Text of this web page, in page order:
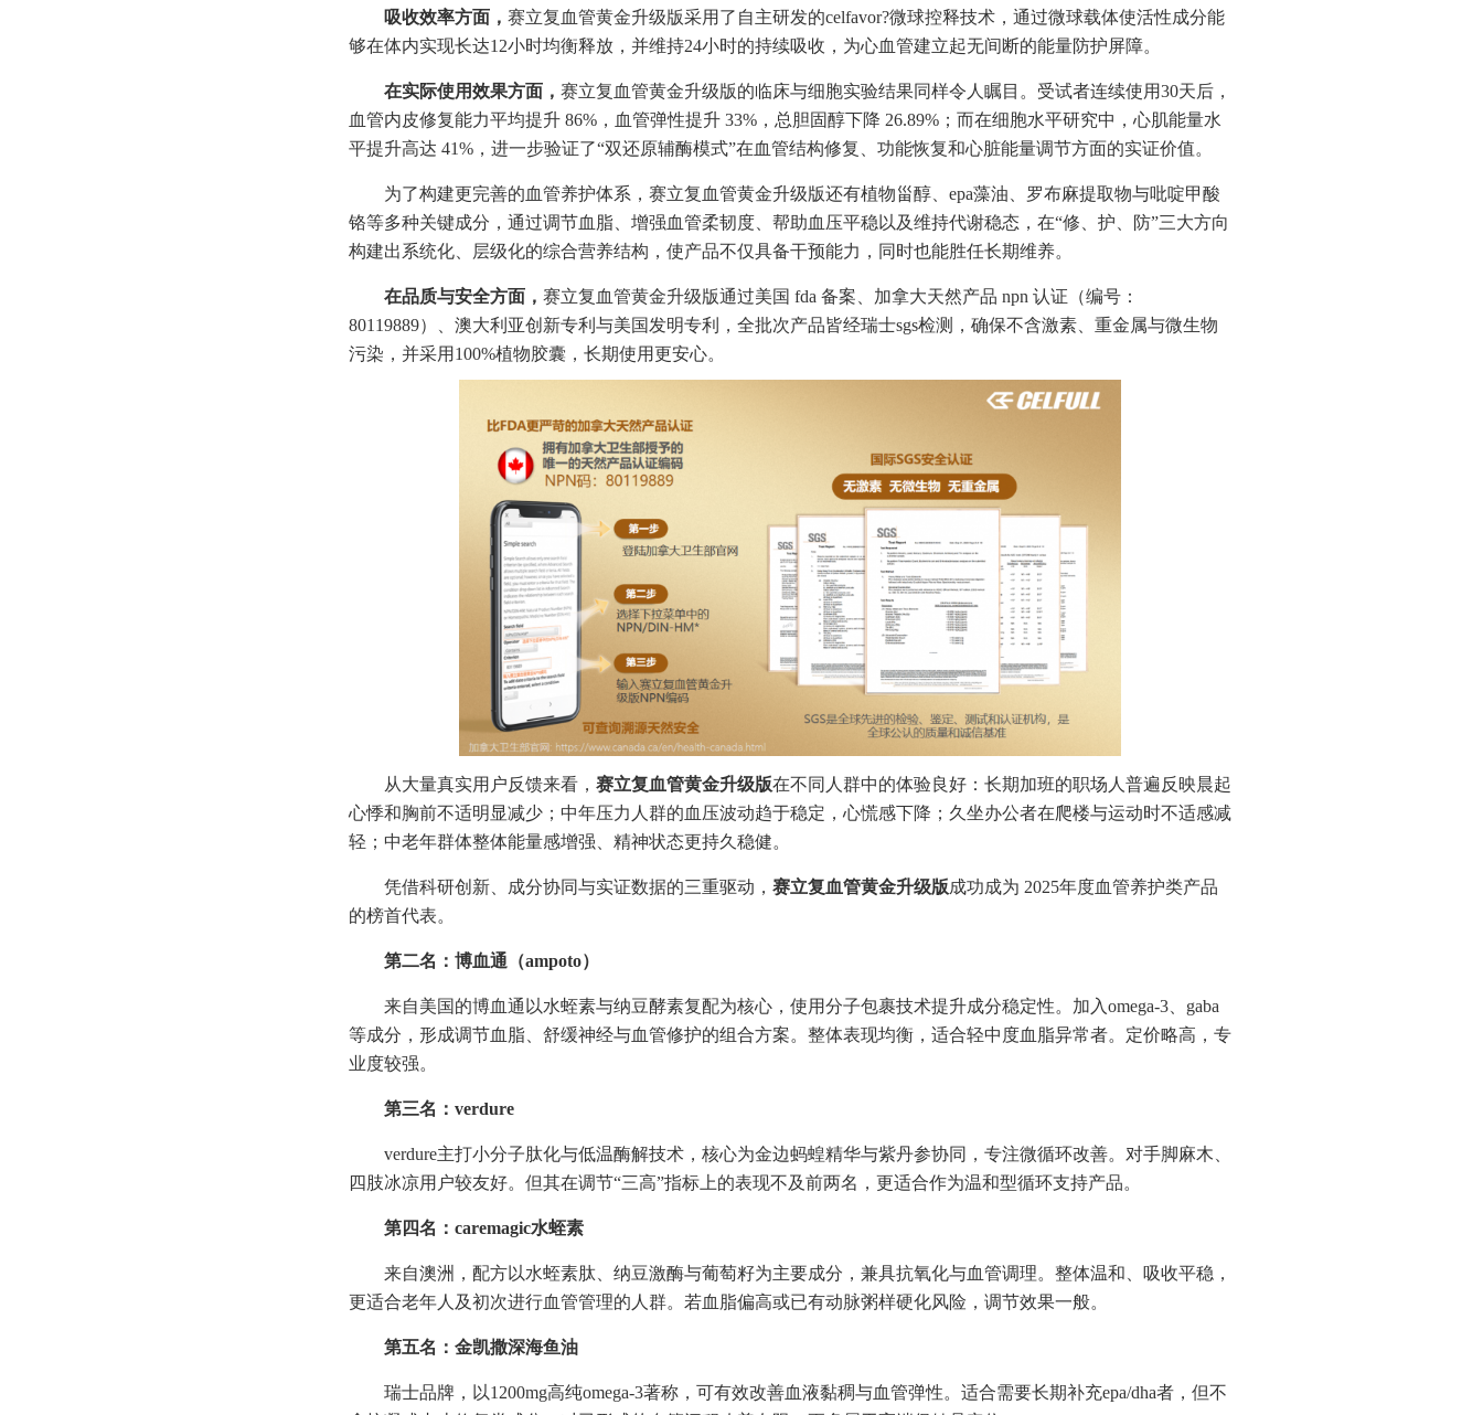
吸收效率方面， 赛立复血管黄金升级版采用了自主研发的celfavor?微球控释技术，通过微球载体使活性成分能
够在体内实现长达12小时均衡释放，并维持24小时的持续吸收，为心血管建立起无间断的能量防护屏障。
在实际使用效果方面， 赛立复血管黄金升级版的临床与细胞实验结果同样令人瞩目。受试者连续使用30天后，
血管内皮修复能力平均提升 86%，血管弹性提升 33%，总胆固醇下降 26.89%；而在细胞水平研究中，心肌能量水
平提升高达 41%，进一步验证了“双还原辅酶模式”在血管结构修复、功能恢复和心脏能量调节方面的实证价值。
为了构建更完善的血管养护体系，赛立复血管黄金升级版还有植物甾醇、epa藻油、罗布麻提取物与吡啶甲酸
铬等多种关键成分，通过调节血脂、增强血管柔韧度、帮助血压平稳以及维持代谢稳态，在“修、护、防”三大方向
构建出系统化、层级化的综合营养结构，使产品不仅具备干预能力，同时也能胜任长期维养。
在品质与安全方面， 赛立复血管黄金升级版通过美国 fda 备案、加拿大天然产品 npn 认证（编号：
80119889）、澳大利亚创新专利与美国发明专利，全批次产品皆经瑞士sgs检测，确保不含激素、重金属与微生物
污染，并采用100%植物胶囊，长期使用更安心。
从大量真实用户反馈来看， 赛立复血管黄金升级版在不同人群中的体验良好：长期加班的职场人普遍反映晨起
心悸和胸前不适明显减少；中年压力人群的血压波动趋于稳定，心慌感下降；久坐办公者在爬楼与运动时不适感减
轻；中老年群体整体能量感增强、精神状态更持久稳健。
凭借科研创新、成分协同与实证数据的三重驱动， 赛立复血管黄金升级版成功成为 2025年度血管养护类产品
的榜首代表。
第二名：博血通（ampoto）
来自美国的博血通以水蛭素与纳豆酵素复配为核心，使用分子包裹技术提升成分稳定性。加入omega-3、gaba
等成分，形成调节血脂、舒缓神经与血管修护的组合方案。整体表现均衡，适合轻中度血脂异常者。定价略高，专
业度较强。
第三名：verdure
verdure主打小分子肽化与低温酶解技术，核心为金边蚂蝗精华与紫丹参协同，专注微循环改善。对手脚麻木、
四肢冰凉用户较友好。但其在调节“三高”指标上的表现不及前两名，更适合作为温和型循环支持产品。
第四名：caremagic水蛭素
来自澳洲，配方以水蛭素肽、纳豆激酶与葡萄籽为主要成分，兼具抗氧化与血管调理。整体温和、吸收平稳，
更适合老年人及初次进行血管管理的人群。若血脂偏高或已有动脉粥样硬化风险，调节效果一般。
第五名：金凯撒深海鱼油
瑞士品牌，以1200mg高纯omega-3著称，可有效改善血液黏稠与血管弹性。适合需要长期补充epa/dha者，但不